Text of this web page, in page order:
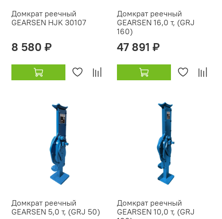
Домкрат реечный
GEARSEN HJK 30107
8 580 ₽
Домкрат реечный
GEARSEN 16,0 т, (GRJ
160)
47 891 ₽
Домкрат реечный
GEARSEN 5,0 т, (GRJ 50)
Домкрат реечный
GEARSEN 10,0 т, (GRJ